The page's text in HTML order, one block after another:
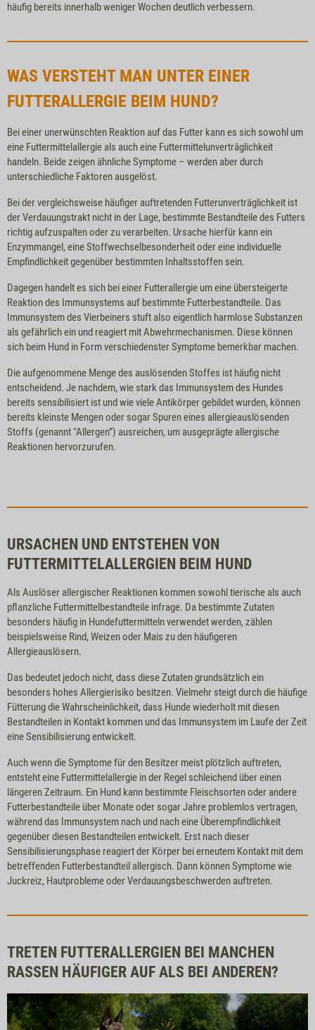
häufig bereits innerhalb weniger Wochen deutlich verbessern.
WAS VERSTEHT MAN UNTER EINER
FUTTERALLERGIE BEIM HUND?
Bei einer unerwünschten Reaktion auf das Futter kann es sich sowohl um
eine Futtermittelallergie als auch eine Futtermittelunverträglichkeit
handeln. Beide zeigen ähnliche Symptome – werden aber durch
unterschiedliche Faktoren ausgelöst.
Bei der vergleichsweise häufiger auftretenden Futterunverträglichkeit ist
der Verdauungstrakt nicht in der Lage, bestimmte Bestandteile des Futters
richtig aufzuspalten oder zu verarbeiten. Ursache hierfür kann ein
Enzymmangel, eine Stoffwechselbesonderheit oder eine individuelle
Empfindlichkeit gegenüber bestimmten Inhaltsstoffen sein.
Dagegen handelt es sich bei einer Futterallergie um eine übersteigerte
Reaktion des Immunsystems auf bestimmte Futterbestandteile. Das
Immunsystem des Vierbeiners stuft also eigentlich harmlose Substanzen
als gefährlich ein und reagiert mit Abwehrmechanismen. Diese können
sich beim Hund in Form verschiedenster Symptome bemerkbar machen.
Die aufgenommene Menge des auslösenden Stoffes ist häufig nicht
entscheidend. Je nachdem, wie stark das Immunsystem des Hundes
bereits sensibilisiert ist und wie viele Antikörper gebildet wurden, können
bereits kleinste Mengen oder sogar Spuren eines allergieauslösenden
Stoffs (genannt “Allergen”) ausreichen, um ausgeprägte allergische
Reaktionen hervorzurufen.
URSACHEN UND ENTSTEHEN VON
FUTTERMITTELALLERGIEN BEIM HUND
Als Auslöser allergischer Reaktionen kommen sowohl tierische als auch
pflanzliche Futtermittelbestandteile infrage. Da bestimmte Zutaten
besonders häufig in Hundefuttermitteln verwendet werden, zählen
beispielsweise Rind, Weizen oder Mais zu den häufigeren
Allergieauslösern.
Das bedeutet jedoch nicht, dass diese Zutaten grundsätzlich ein
besonders hohes Allergierisiko besitzen. Vielmehr steigt durch die häufige
Fütterung die Wahrscheinlichkeit, dass Hunde wiederholt mit diesen
Bestandteilen in Kontakt kommen und das Immunsystem im Laufe der Zeit
eine Sensibilisierung entwickelt.
Auch wenn die Symptome für den Besitzer meist plötzlich auftreten,
entsteht eine Futtermittelallergie in der Regel schleichend über einen
längeren Zeitraum. Ein Hund kann bestimmte Fleischsorten oder andere
Futterbestandteile über Monate oder sogar Jahre problemlos vertragen,
während das Immunsystem nach und nach eine Überempfindlichkeit
gegenüber diesen Bestandteilen entwickelt. Erst nach dieser
Sensibilisierungsphase reagiert der Körper bei erneutem Kontakt mit dem
betreffenden Futterbestandteil allergisch. Dann können Symptome wie
Juckreiz, Hautprobleme oder Verdauungsbeschwerden auftreten.
TRETEN FUTTERALLERGIEN BEI MANCHEN
RASSEN HÄUFIGER AUF ALS BEI ANDEREN?